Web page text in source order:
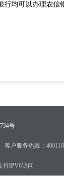
均可以办理农信
号
户服务热线：
持IPV6访问